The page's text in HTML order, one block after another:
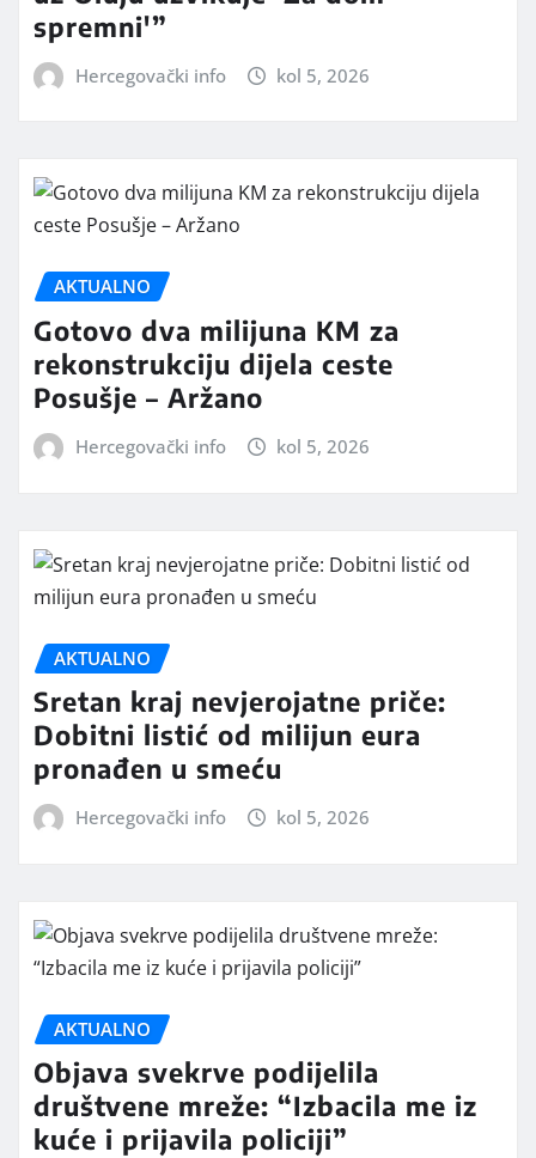
spremni'”
Hercegovački info kol 5, 2026
AKTUALNO
Gotovo dva milijuna KM za
rekonstrukciju dijela ceste
Posušje – Aržano
Hercegovački info kol 5, 2026
AKTUALNO
Sretan kraj nevjerojatne priče:
Dobitni listić od milijun eura
pronađen u smeću
Hercegovački info kol 5, 2026
AKTUALNO
Objava svekrve podijelila
društvene mreže: “Izbacila me iz
kuće i prijavila policiji”